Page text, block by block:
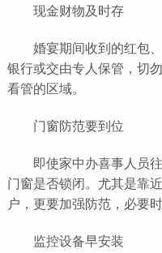
现金财物及时存
婚宴期间收到的红包、
银行或交由专人保管，切
看管的区域。
门窗防范要到位
即使家中办喜事人员往
门窗是否锁闭。尤其是靠
户，更要加强防范，必要
监控设备早安装